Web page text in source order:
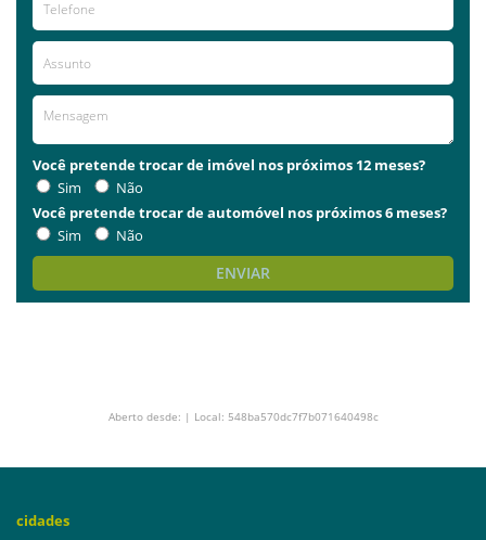
Você pretende trocar de imóvel nos próximos 12 meses?
Sim
Não
Você pretende trocar de automóvel nos próximos 6 meses?
Sim
Não
ENVIAR
Aberto desde: | Local: 548ba570dc7f7b071640498c
cidades